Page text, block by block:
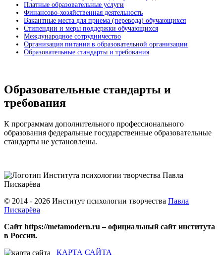
Платные образовательные услуги
Финансово-хозяйственная деятельность
Вакантные места для приема (перевода) обучающихся
Стипендии и меры поддержки обучающихся
Международное сотрудничество
Организация питания в образовательной организации
Образовательные стандарты и требования
Образовательные стандарты и
требования
К программам дополнительного профессионального
образования федеральные государственные образовательные
стандарты не установлены.
© 2014 - 2026 Институт психологии творчества Павла
Пискарёва
Сайт https://metamodern.ru – официальный сайт института
в России.
КАРТА САЙТА